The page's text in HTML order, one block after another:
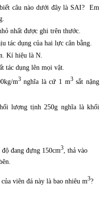
câu nào dưới đây là SAI?
Em
nhất được ghi trên thước.
tác dụng của hai lực cân bằng.
Kí hiệu là N.
tác dụng lên mọi vật.
m3nghĩa là cứ 1 m3sắt nặng
lượng tịnh 250g nghĩa là khối
đang đựng 150cm3 , thả vào
viên đá này là bao nhiêu m3?